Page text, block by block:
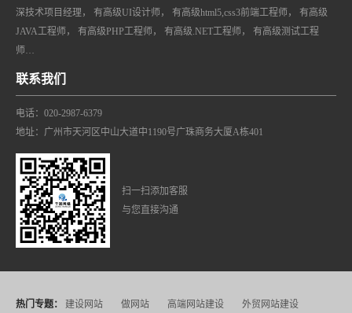
深技术项目经理， 有高级UI设计师， 有高级html5,css3前端工程师， 有高级
JAVA工程师， 有高级PHP工程师， 有高级.NET工程师， 有高级测试工程
师…
联系我们
电话：020-2987-6379
地址：广州市天河区中山大道中1190号广珠商务大厦A栋401
扫一扫添加客服
与您直接沟通
热门专题： 建设网站 做网站 高端网站建设
外贸网站建设